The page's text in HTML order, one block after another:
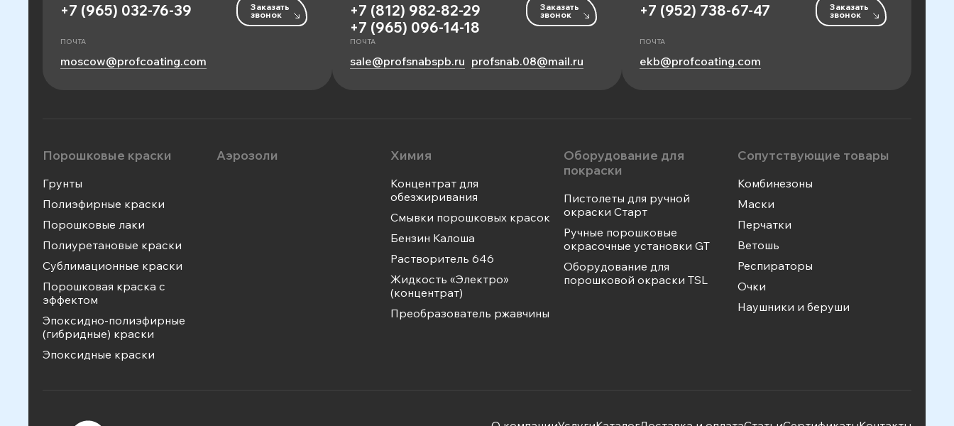
+7 (965) 032-76-39 Заказать
звонок
ПОЧТА
moscow@profcoating.com
+7 (812) 982-82-29
+7 (965) 096-14-18
Заказать
звонок
ПОЧТА
sale@profsnabspb.ru profsnab.08@mail.ru
+7 (952) 738-67-47 Заказать
звонок
ПОЧТА
ekb@profcoating.com
Порошковые краски
Грунты
Полиэфирные краски
Порошковые лаки
Полиуретановые краски
Сублимационные краски
Порошковая краска с
эффектом
Эпоксидно-полиэфирные
(гибридные) краски
Эпоксидные краски
Аэрозоли Химия
Концентрат для
обезжиривания
Смывки порошковых красок
Бензин Калоша
Растворитель 646
Жидкость «Электро»
(концентрат)
Преобразователь ржавчины
Оборудование для
покраски
Пистолеты для ручной
окраски Старт
Ручные порошковые
окрасочные установки GT
Оборудование для
порошковой окраски TSL
Сопутствующие товары
Комбинезоны
Маски
Перчатки
Ветошь
Респираторы
Очки
Наушники и беруши